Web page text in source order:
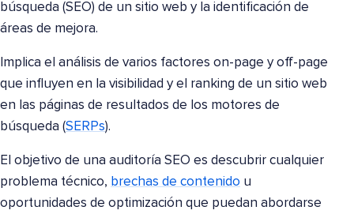
búsqueda (SEO) de un sitio web y la identificación de
áreas de mejora.
Implica el análisis de varios factores on-page y off-page
que influyen en la visibilidad y el ranking de un sitio web
en las páginas de resultados de los motores de
búsqueda (SERPs).
El objetivo de una auditoría SEO es descubrir cualquier
problema técnico, brechas de contenido u
oportunidades de optimización que puedan abordarse